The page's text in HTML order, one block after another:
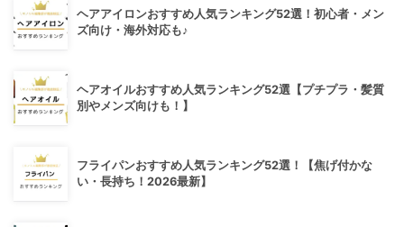
ヘアアイロンおすすめ人気ランキング52選！初心者・メン
ズ向け・海外対応も♪
ヘアオイルおすすめ人気ランキング52選【プチプラ・髪質
別やメンズ向けも！】
フライパンおすすめ人気ランキング52選！【焦げ付かな
い・長持ち！2026最新】